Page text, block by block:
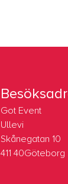
Got Event
Ullevi
Skånegatan 10
411 40Göteborg